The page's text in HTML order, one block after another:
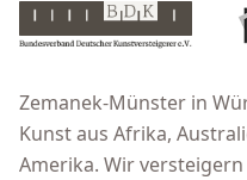
Zemanek-Münster in
Kunst aus Afrika,
Amerika. Wir